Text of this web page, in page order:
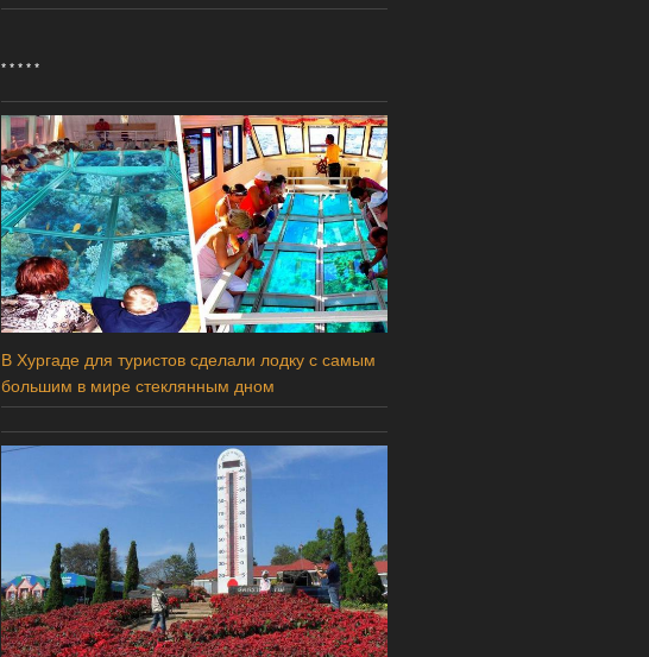
* * * * *
В Хургаде для туристов сделали лодку с самым
большим в мире стеклянным дном